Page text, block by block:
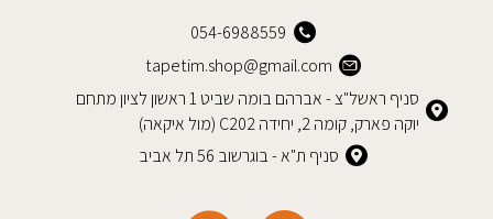
054-6988559
tapetim.shop@gmail.com
סניף ראשל"צ - אברהם בומה שביט 1 ראשון לציון מתחם
יוקה פארק, קומה 2, יחידה C202 (מול איקאה)
סניף ת"א - בוגרשוב 56 תל אביב